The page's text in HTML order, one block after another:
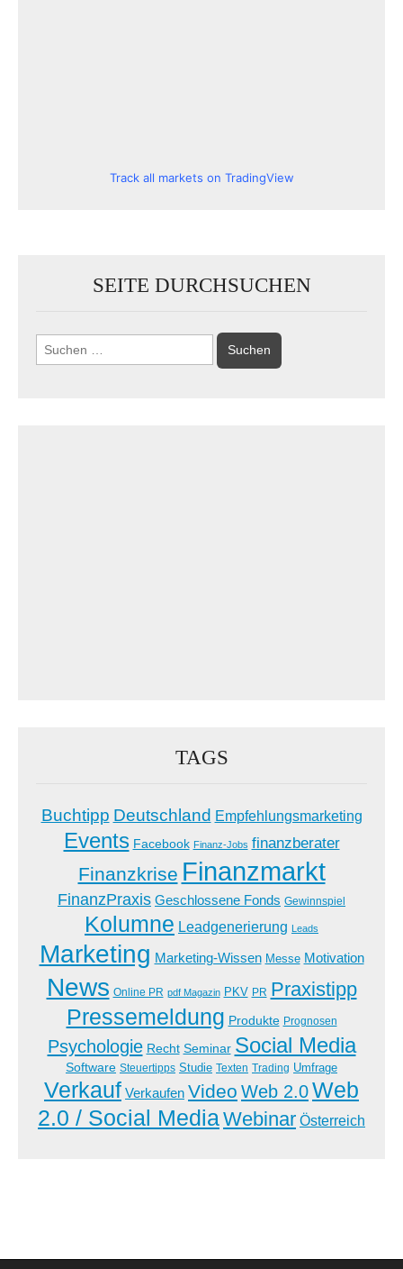
Track all markets on TradingView
SEITE DURCHSUCHEN
Suchen
nach:
TAGS
Buchtipp Deutschland Empfehlungsmarketing
Events Facebook Finanz-Jobs finanzberater
Finanzkrise Finanzmarkt
FinanzPraxis Geschlossene Fonds Gewinnspiel
Kolumne Leadgenerierung Leads
Marketing Marketing-Wissen Messe Motivation
News Online PR pdf Magazin PKV PR Praxistipp
Pressemeldung Produkte Prognosen
Psychologie Recht Seminar Social Media
Software Steuertipps Studie Texten Trading Umfrage
Verkauf Verkaufen Video Web 2.0Web
2.0 / Social MediaWebinar Österreich